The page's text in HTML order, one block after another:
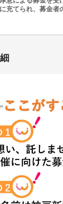
充てられ、募金